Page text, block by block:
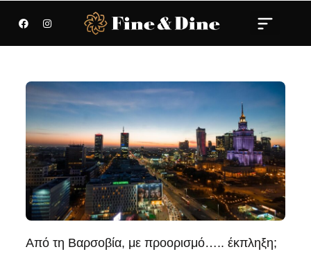
Από τη Βαρσοβία, με προορισμό….. έκπληξη;